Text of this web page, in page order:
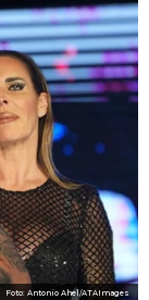
Foto: Antonio Ahel/ATAImages